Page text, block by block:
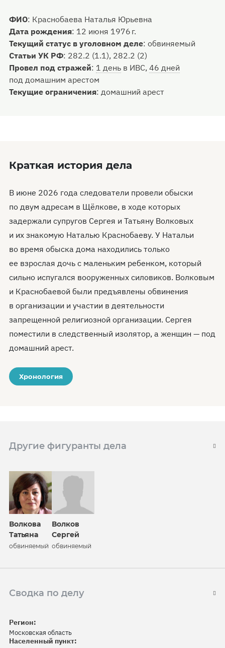
ФИО: Краснобаева Наталья Юрьевна
Дата рождения: 12 июня 1976 г.
Текущий статус в уголовном деле: обвиняемый
Статьи УК РФ: 282.2 (1.1), 282.2 (2)
Провел под стражей: 1 день в ИВС, 46 дней
под домашним арестом
Текущие ограничения: домашний арест
Краткая история дела
В июне 2026 года следователи провели обыски
по двум адресам в Щёлкове, в ходе которых
задержали супругов Сергея и Татьяну Волковых
и их знакомую Наталью Краснобаеву. У Натальи
во время обыска дома находились только
ее взрослая дочь с маленьким ребенком, который
сильно испугался вооруженных силовиков. Волковым
и Краснобаевой были предъявлены обвинения
в организации и участии в деятельности
запрещенной религиозной организации. Сергея
поместили в следственный изолятор, а женщин — под
домашний арест.
Хронология
Другие фигуранты дела
Волкова
Татьяна
обвиняемый
Волков
Сергей
обвиняемый
Сводка по делу
Регион:
Московская область
Населенный пункт: